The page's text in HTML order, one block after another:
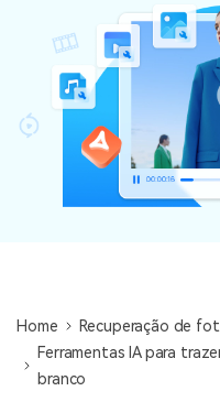
Home
Recuperação de
Ferramentas IA para
branco